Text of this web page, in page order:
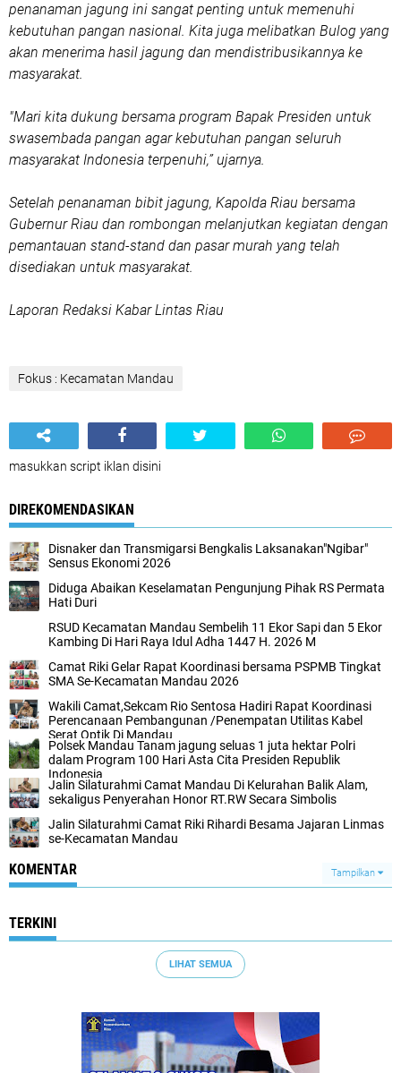
penanaman jagung ini sangat penting untuk memenuhi
kebutuhan pangan nasional. Kita juga melibatkan Bulog yang
akan menerima hasil jagung dan mendistribusikannya ke
masyarakat.
"Mari kita dukung bersama program Bapak Presiden untuk
swasembada pangan agar kebutuhan pangan seluruh
masyarakat Indonesia terpenuhi,” ujarnya.
Setelah penanaman bibit jagung, Kapolda Riau bersama
Gubernur Riau dan rombongan melanjutkan kegiatan dengan
pemantauan stand-stand dan pasar murah yang telah
disediakan untuk masyarakat.
Laporan Redaksi Kabar Lintas Riau
Fokus : Kecamatan Mandau
masukkan script iklan disini
DIREKOMENDASIKAN
Disnaker dan Transmigarsi Bengkalis Laksanakan"Ngibar"
Sensus Ekonomi 2026
Diduga Abaikan Keselamatan Pengunjung Pihak RS Permata
Hati Duri
RSUD Kecamatan Mandau Sembelih 11 Ekor Sapi dan 5 Ekor
Kambing Di Hari Raya Idul Adha 1447 H. 2026 M
Camat Riki Gelar Rapat Koordinasi bersama PSPMB Tingkat
SMA Se-Kecamatan Mandau 2026
Wakili Camat,Sekcam Rio Sentosa Hadiri Rapat Koordinasi
Perencanaan Pembangunan /Penempatan Utilitas Kabel
Serat Optik Di Mandau
Polsek Mandau Tanam jagung seluas 1 juta hektar Polri
dalam Program 100 Hari Asta Cita Presiden Republik
Indonesia
Jalin Silaturahmi Camat Mandau Di Kelurahan Balik Alam,
sekaligus Penyerahan Honor RT.RW Secara Simbolis
Jalin Silaturahmi Camat Riki Rihardi Besama Jajaran Linmas
se-Kecamatan Mandau
KOMENTAR Tampilkan
TERKINI
LIHAT SEMUA